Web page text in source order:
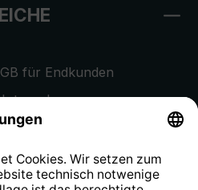
für Endkunden